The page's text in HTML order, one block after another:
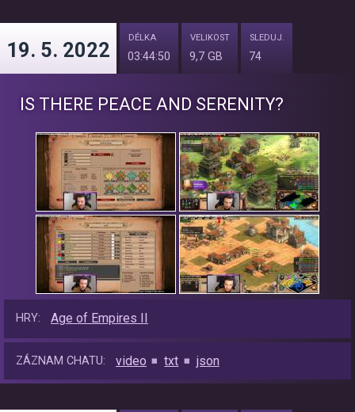
19. 5. 2022
DÉLKA
03:44:50
VELIKOST
9,7 GB
SLEDUJ.
74
IS THERE PEACE AND SERENITY?
HRY: Age of Empires II
ZÁZNAM CHATU: video txt json